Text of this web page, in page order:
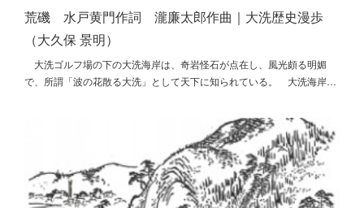
荒磯 水戸黄門作詞 瀧廉太郎作曲｜大洗歴史漫歩
（大久保 景明）
大洗ゴルフ場の下の大洗海岸は、奇岩怪石が点在し、風光頗る明媚
で、所謂「波の花散る大洗」として天下に知られている。 大洗海岸…